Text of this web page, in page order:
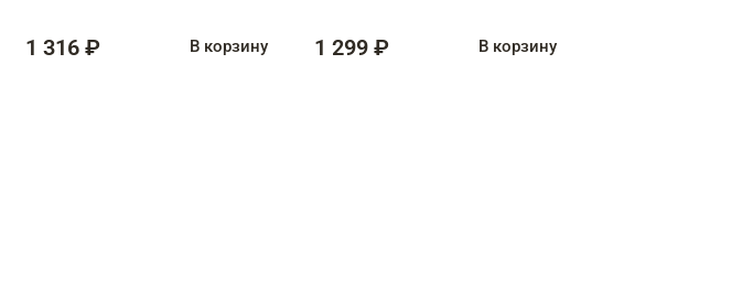
1 316 ₽ В корзину 1 299 ₽ В корзину